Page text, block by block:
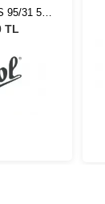
95/31 55
TL